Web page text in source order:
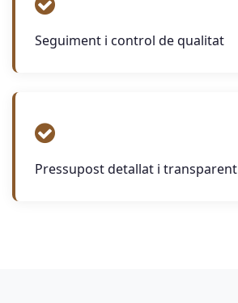
Seguiment i control de qualitat
Pressupost detallat i transparent